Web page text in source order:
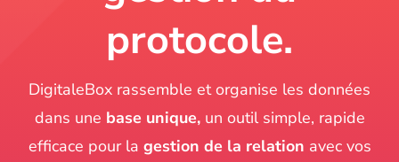
protocole.
DigitaleBox rassemble et organise les données
dans une base unique, un outil simple, rapide
efficace pour la gestion de la relation avec vos